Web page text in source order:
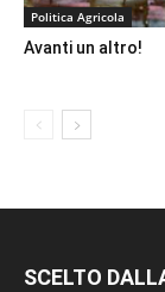
Politica Agricola
Avanti un altro!
SCELTO